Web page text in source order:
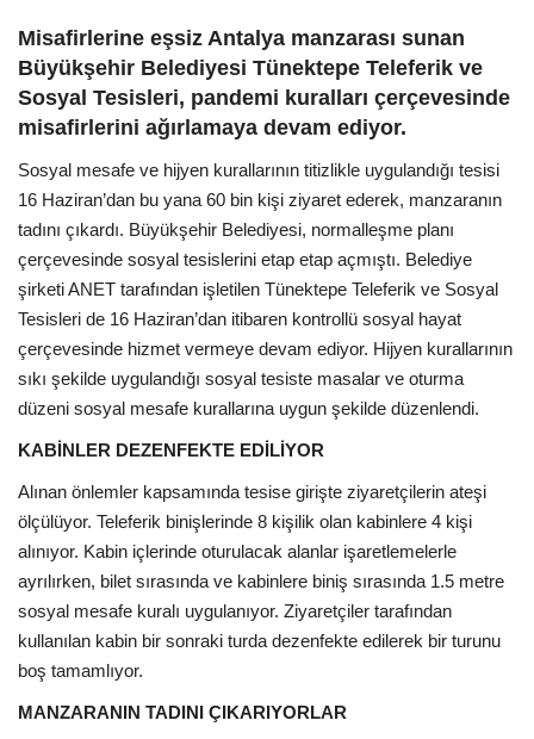
Haberler
Görüntülü
Araştırma - İnceleme
Lezzet Durakları
Röportajlar
Gezi - Yorum
Sizlerden Gelenler
Yorumlar
Video Tanıtım
Köşe Yazarları
Galeri
Misafirlerine eşsiz Antalya manzarası sunan
Büyükşehir Belediyesi Tünektepe Teleferik ve
Sosyal Tesisleri, pandemi kuralları çerçevesinde
misafirlerini ağırlamaya devam ediyor.
Sosyal mesafe ve hijyen kurallarının titizlikle uygulandığı tesisi
16 Haziran’dan bu yana 60 bin kişi ziyaret ederek, manzaranın
tadını çıkardı. Büyükşehir Belediyesi, normalleşme planı
çerçevesinde sosyal tesislerini etap etap açmıştı. Belediye
şirketi ANET tarafından işletilen Tünektepe Teleferik ve Sosyal
Tesisleri de 16 Haziran’dan itibaren kontrollü sosyal hayat
çerçevesinde hizmet vermeye devam ediyor. Hijyen kurallarının
sıkı şekilde uygulandığı sosyal tesiste masalar ve oturma
düzeni sosyal mesafe kurallarına uygun şekilde düzenlendi.
KABİNLER DEZENFEKTE EDİLİYOR
Alınan önlemler kapsamında tesise girişte ziyaretçilerin ateşi
ölçülüyor. Teleferik binişlerinde 8 kişilik olan kabinlere 4 kişi
alınıyor. Kabin içlerinde oturulacak alanlar işaretlemelerle
ayrılırken, bilet sırasında ve kabinlere biniş sırasında 1.5 metre
sosyal mesafe kuralı uygulanıyor. Ziyaretçiler tarafından
kullanılan kabin bir sonraki turda dezenfekte edilerek bir turunu
boş tamamlıyor.
MANZARANIN TADINI ÇIKARIYORLAR